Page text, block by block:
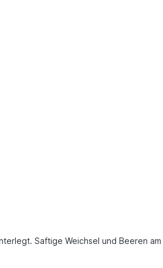
Saftige Weichsel und Beeren am